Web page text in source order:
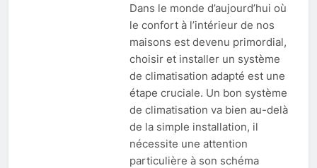
Dans le monde d’aujourd’hui où
le confort à l’intérieur de nos
maisons est devenu primordial,
choisir et installer un système
de climatisation adapté est une
étape cruciale. Un bon système
de climatisation va bien au-delà
de la simple installation, il
nécessite une attention
particulière à son schéma